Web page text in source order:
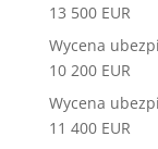
13 500 EUR
Wycena
10 200 EUR
Wycena
11 400 EUR